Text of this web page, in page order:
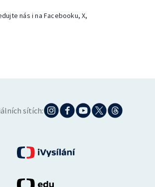
nás i na Facebooku, X,
sítích: